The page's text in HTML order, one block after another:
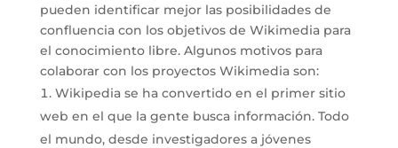
pueden identificar mejor las posibilidades de
confluencia con los objetivos de Wikimedia para
el conocimiento libre. Algunos motivos para
colaborar con los proyectos Wikimedia son:
Wikipedia se ha convertido en el primer sitio
web en el que la gente busca información. Todo
el mundo, desde investigadores a jóvenes